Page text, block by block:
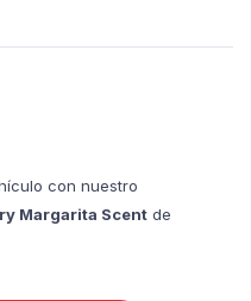
con nuestro
Margarita Scent de